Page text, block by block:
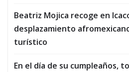
Beatriz Mojica recoge en
desplazamiento
turístico
En el día de su cumpleaños,